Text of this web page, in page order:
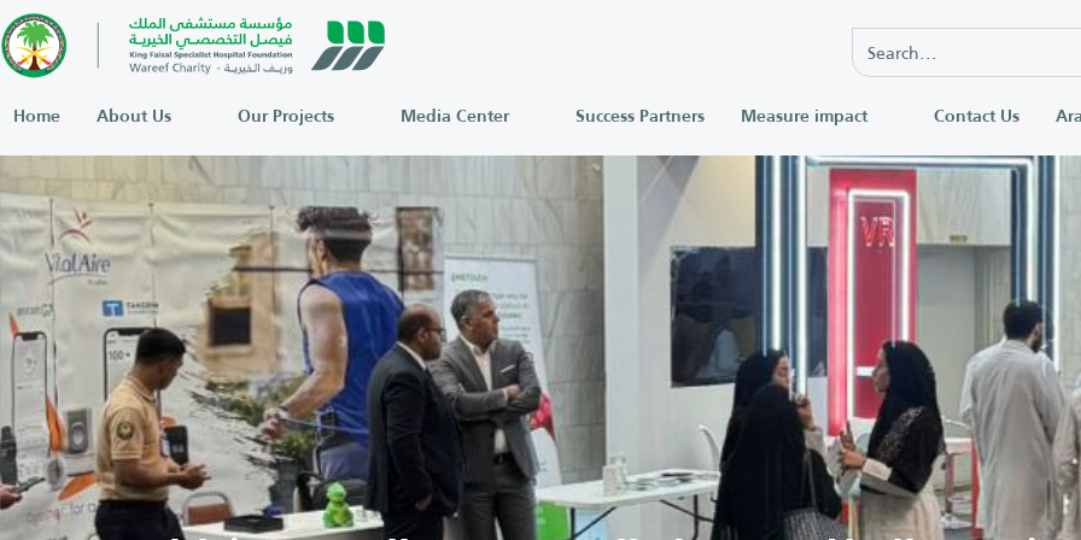
Home About Us Our Projects Media Center Success Partners Measure impact Contact Us